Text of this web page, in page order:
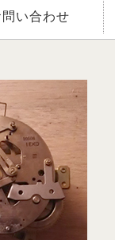
い合わせ